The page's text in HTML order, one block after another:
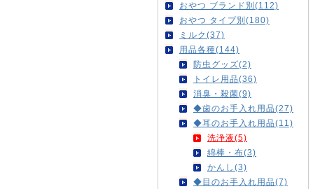
おやつ ブランド別(112)
おやつ タイプ別(180)
ミルク(37)
用品各種(144)
防虫グッズ(2)
トイレ用品(36)
消臭・殺菌(9)
◆歯のお手入れ用品(27)
◆耳のお手入れ用品(11)
洗浄液(5)
綿棒・布(3)
かんし(3)
◆目のお手入れ用品(7)